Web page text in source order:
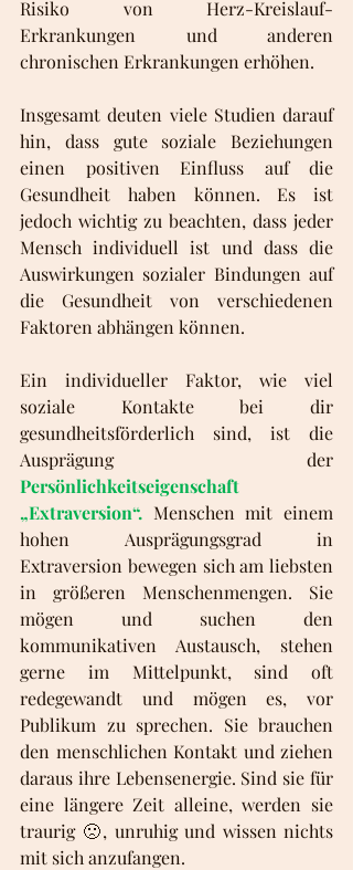
Risiko von Herz-Kreislauf-
Erkrankungen und anderen
chronischen Erkrankungen erhöhen.
Insgesamt deuten viele Studien darauf
hin, dass gute soziale Beziehungen
einen positiven Einfluss auf die
Gesundheit haben können. Es ist
jedoch wichtig zu beachten, dass jeder
Mensch individuell ist und dass die
Auswirkungen sozialer Bindungen auf
die Gesundheit von verschiedenen
Faktoren abhängen können.
Ein individueller Faktor, wie viel
soziale Kontakte bei dir
gesundheitsförderlich sind, ist die
Persönlichkeitseigenschaft
„Extraversion“. Menschen mit einem
hohen Ausprägungsgrad in
Extraversion bewegen sich am liebsten
in größeren Menschenmengen. Sie
mögen und suchen den
kommunikativen Austausch, stehen
gerne im Mittelpunkt, sind oft
redegewandt und mögen es, vor
Publikum zu sprechen. Sie brauchen
den menschlichen Kontakt und ziehen
daraus ihre Lebensenergie. Sind sie für
eine längere Zeit alleine, werden sie
traurig 🙁, unruhig und wissen nichts
mit sich anzufangen.